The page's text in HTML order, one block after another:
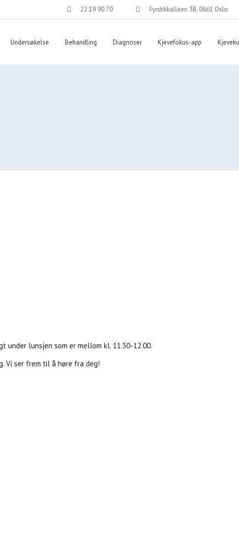
22 19 90 70 Fyrstikkalléen 3B, 0661 Oslo
Undersøkelse Behandling Diagnoser Kjevefokus-app
lunsjen som er mellom kl. 11.30-­12.00.
Vi ser frem til å høre fra deg!